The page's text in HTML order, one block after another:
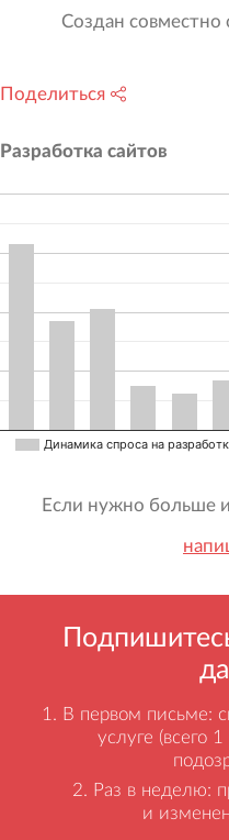
Создан совместно
Поделиться
Разработка сайтов
Динамика спроса на
Если нужно больше
В первом письме:
услуге (всего
Раз в неделю:
и